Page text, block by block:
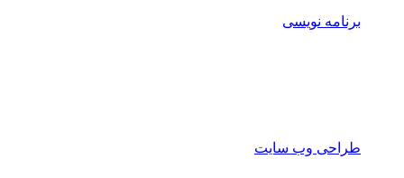
برنامه نویسی
طراحی وب سایت